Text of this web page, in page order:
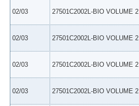
02/03 27501C2002L-BIO VOLUME 2
02/03 27501C2002L-BIO VOLUME 2
02/03 27501C2002L-BIO VOLUME 2
02/03 27501C2002L-BIO VOLUME 2